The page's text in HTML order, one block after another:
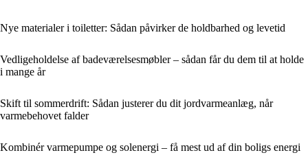
Nye materialer i toiletter: Sådan påvirker de holdbarhed og levetid
Vedligeholdelse af badeværelsesmøbler – sådan får du dem til at holde
i mange år
Skift til sommerdrift: Sådan justerer du dit jordvarmeanlæg, når
varmebehovet falder
Kombinér varmepumpe og solenergi – få mest ud af din boligs energi